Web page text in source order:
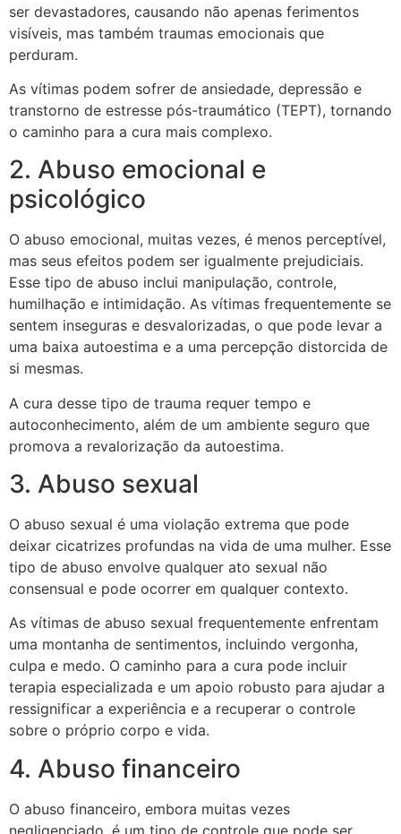
ser devastadores, causando não apenas ferimentos
visíveis, mas também traumas emocionais que
perduram.
As vítimas podem sofrer de ansiedade, depressão e
transtorno de estresse pós-traumático (TEPT), tornando
o caminho para a cura mais complexo.
2. Abuso emocional e
psicológico
O abuso emocional, muitas vezes, é menos perceptível,
mas seus efeitos podem ser igualmente prejudiciais.
Esse tipo de abuso inclui manipulação, controle,
humilhação e intimidação. As vítimas frequentemente se
sentem inseguras e desvalorizadas, o que pode levar a
uma baixa autoestima e a uma percepção distorcida de
si mesmas.
A cura desse tipo de trauma requer tempo e
autoconhecimento, além de um ambiente seguro que
promova a revalorização da autoestima.
3. Abuso sexual
O abuso sexual é uma violação extrema que pode
deixar cicatrizes profundas na vida de uma mulher. Esse
tipo de abuso envolve qualquer ato sexual não
consensual e pode ocorrer em qualquer contexto.
As vítimas de abuso sexual frequentemente enfrentam
uma montanha de sentimentos, incluindo vergonha,
culpa e medo. O caminho para a cura pode incluir
terapia especializada e um apoio robusto para ajudar a
ressignificar a experiência e a recuperar o controle
sobre o próprio corpo e vida.
4. Abuso financeiro
O abuso financeiro, embora muitas vezes
negligenciado, é um tipo de controle que pode ser